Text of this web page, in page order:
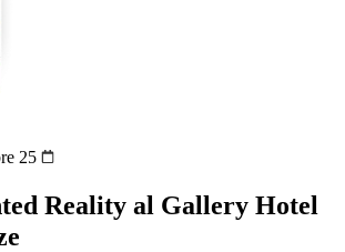
25
Reality al Gallery Hotel